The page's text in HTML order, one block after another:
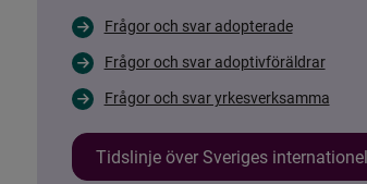
Frågor och svar adopterade
Frågor och svar adoptivföräldrar
Frågor och svar yrkesverksamma
Tidslinje över Sveriges